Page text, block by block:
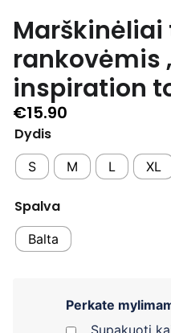
rankovėmis
inspiration
€15.90
Dydis
S M L XL
Spalva
Balta
Perkate